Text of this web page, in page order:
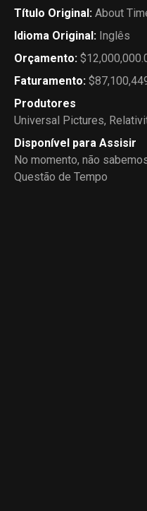
Título Original: About
Idioma Original: Inglês
Orçamento:
Faturamento:
Produtores
Universal Pictures,
Disponível para Assisir
No momento, não
Questão de Tempo